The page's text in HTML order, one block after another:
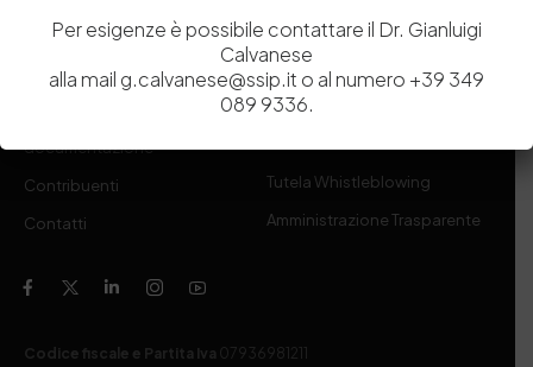
Ricerca e Sviluppo
Formazione
documentazione
Contribuenti
Contatti
Biblioteca
Politecnico del Cuoio
Media
Tutela Whistleblowing
Amministrazione Trasparente
Codice fiscale e Partita Iva 07936981211
Per esigenze è possibile contattare il Dr. Gianluigi
Calvanese
alla mail g.calvanese@ssip.it o al numero +39 349
089 9336.